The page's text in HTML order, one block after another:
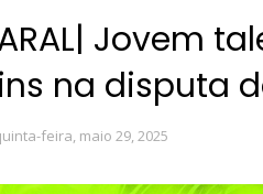
Jovem
na disputa
feira, maio 29, 2025